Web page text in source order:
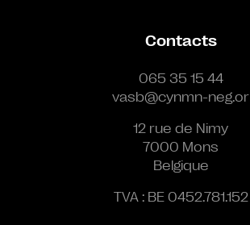
Contacts
065 35 15 44
vasb@cynmn-neg.or
12 rue de Nimy
7000 Mons
Belgique
TVA : BE 0452.781.152